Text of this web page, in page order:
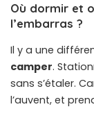
Où dormir et
l’embarras ?
Il y a une
camper.
sans s’étaler.
l’auvent, et